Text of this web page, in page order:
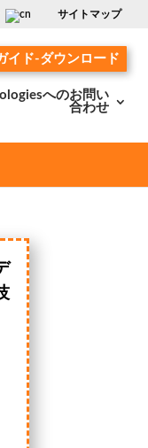
サイトマップ
へのお問い
合わせ
イド-ダウンロード